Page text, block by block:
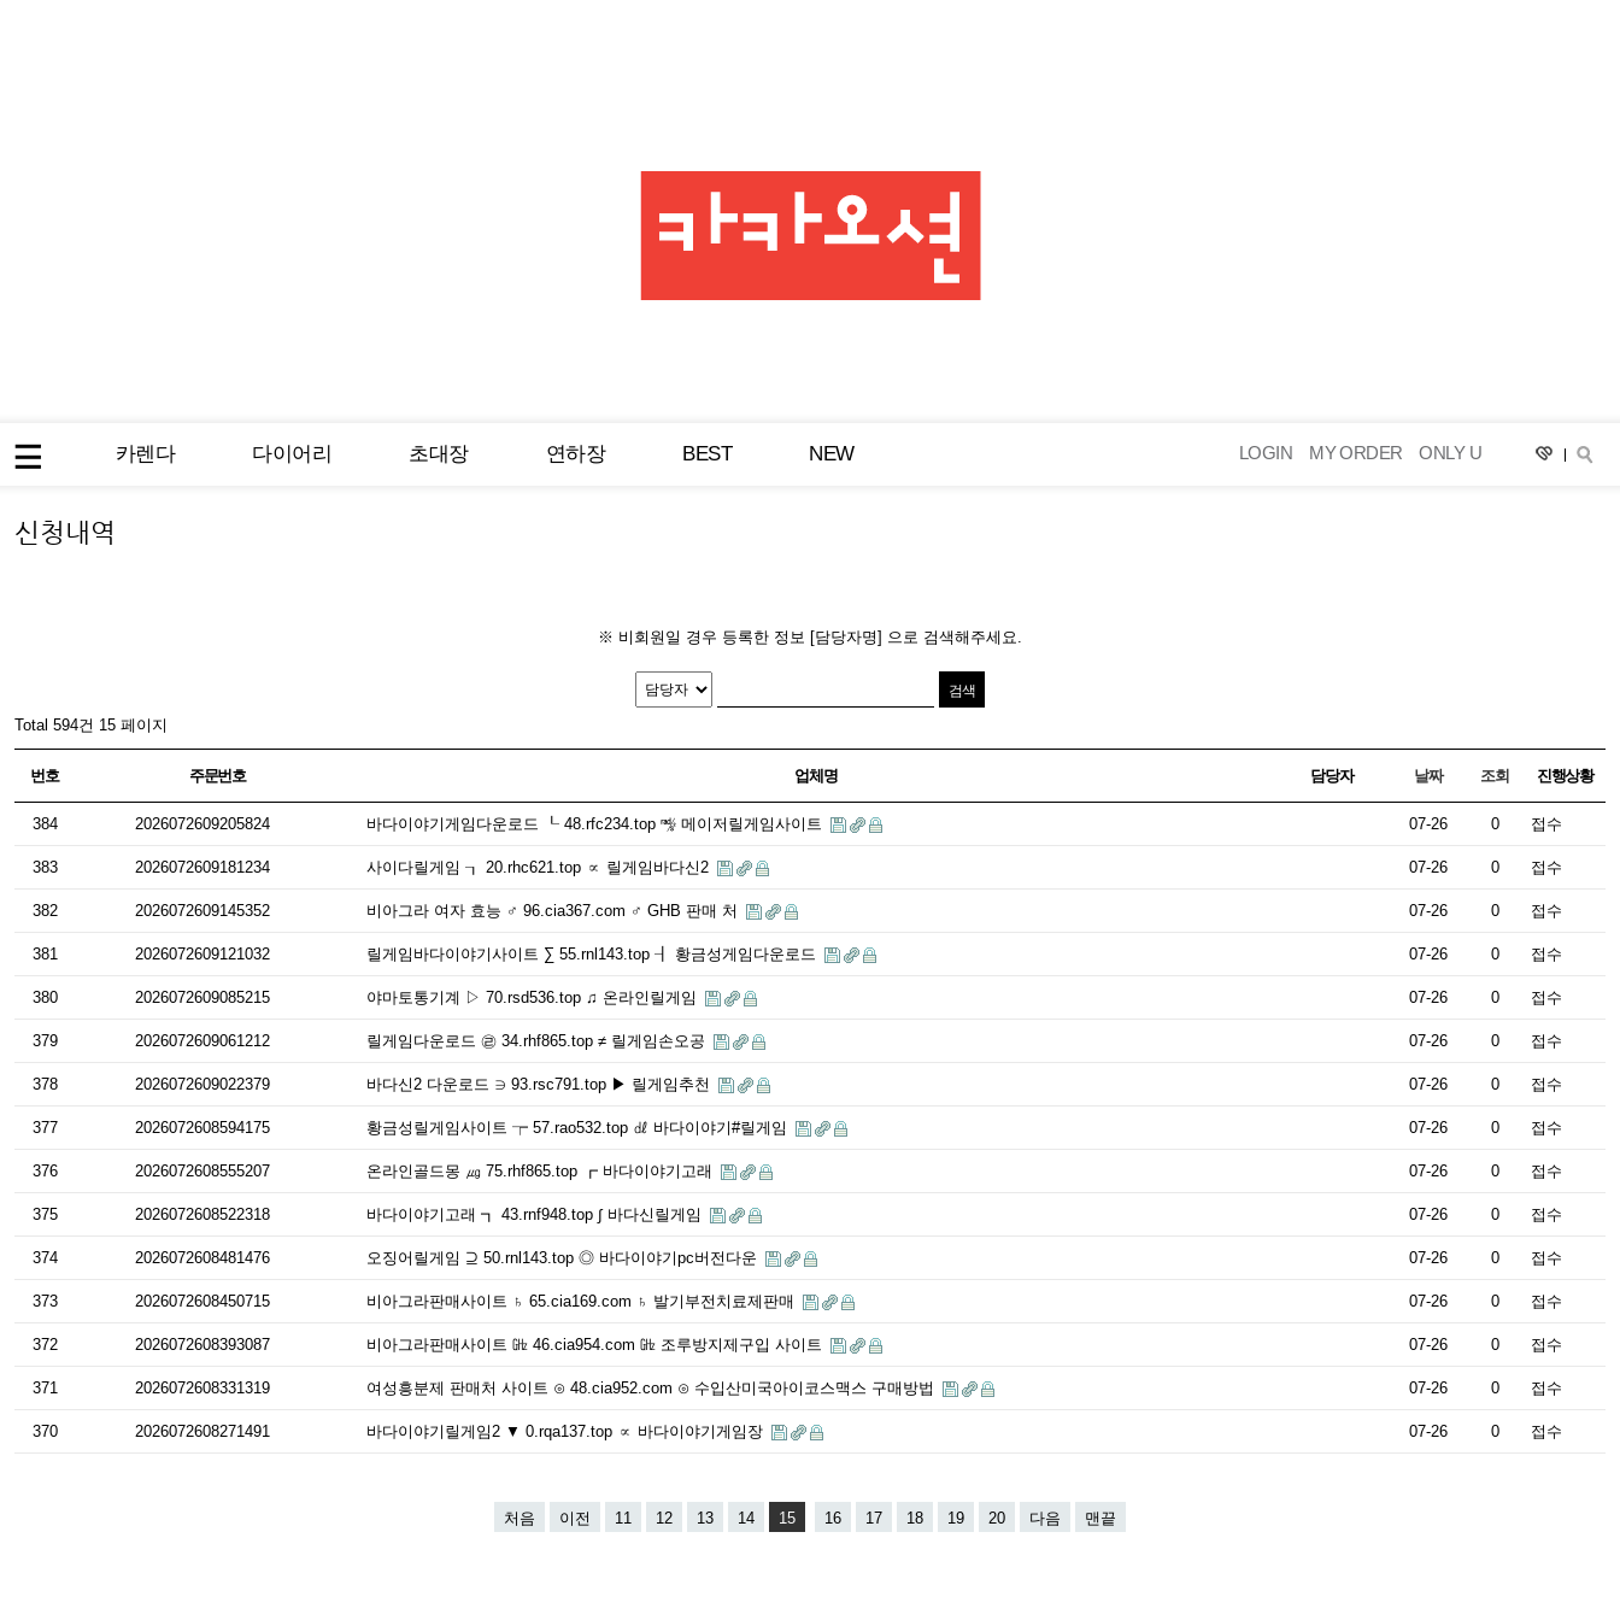
카렌다 다이어리 초대장 연하장 BEST NEW LOGIN MY ORDER ONLY U
신청내역
※ 비회원일 경우 등록한 정보 [담당자명] 으로 검색해주세요.
Total 594건 15 페이지
번호 주문번호 업체명 담당자 날짜 조회 진행상황
384 2026072609205824 바다이야기게임다운로드 ┖ 48.rfc234.top ㎯ 메이저릴게임사이트 07-26 0 접수
383 2026072609181234 사이다릴게임 ┒ 20.rhc621.top ∝ 릴게임바다신2 07-26 0 접수
382 2026072609145352 비아그라 여자 효능 ♂ 96.cia367.com ♂ GHB 판매 처 07-26 0 접수
381 2026072609121032 릴게임바다이야기사이트 ∑ 55.rnl143.top ┨ 황금성게임다운로드 07-26 0 접수
380 2026072609085215 야마토통기계 ▷ 70.rsd536.top ♫ 온라인릴게임 07-26 0 접수
379 2026072609061212 릴게임다운로드 ㉣ 34.rhf865.top ≠ 릴게임손오공 07-26 0 접수
378 2026072609022379 바다신2 다운로드 ∋ 93.rsc791.top ▶ 릴게임추천 07-26 0 접수
377 2026072608594175 황금성릴게임사이트 ┮ 57.rao532.top ㎗ 바다이야기#릴게임 07-26 0 접수
376 2026072608555207 온라인골드몽 ㎍ 75.rhf865.top ┏ 바다이야기고래 07-26 0 접수
375 2026072608522318 바다이야기고래 ┓ 43.rnf948.top ∫ 바다신릴게임 07-26 0 접수
374 2026072608481476 오징어릴게임 ⊇ 50.rnl143.top ◎ 바다이야기pc버전다운 07-26 0 접수
373 2026072608450715 비아그라판매사이트 ♄ 65.cia169.com ♄ 발기부전치료제판매 07-26 0 접수
372 2026072608393087 비아그라판매사이트 ㎓ 46.cia954.com ㎓ 조루방지제구입 사이트 07-26 0 접수
371 2026072608331319 여성흥분제 판매처 사이트 ⊙ 48.cia952.com ⊙ 수입산미국아이코스맥스 구매방법 07-26 0 접수
370 2026072608271491 바다이야기릴게임2 ▼ 0.rqa137.top ∝ 바다이야기게임장 07-26 0 접수
처음 이전 11 12 13 14 15 16 17 18 19 20 다음 맨끝